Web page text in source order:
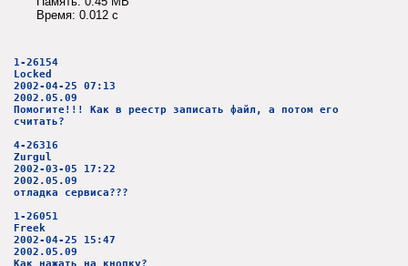
Время: 0.012 c
1-26154
Locked
2002-04-25 07:13
2002.05.09
Помогите!!! Как в реестр записать файл, а потом его
считать?
4-26316
Zurgul
2002-03-05 17:22
2002.05.09
отладка сервиса???
1-26051
Freek
2002-04-25 15:47
2002.05.09